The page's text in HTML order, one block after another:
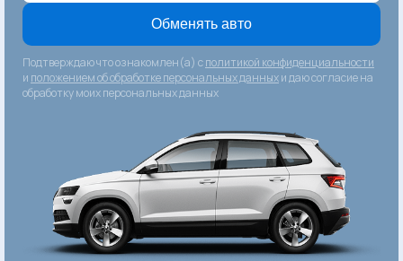
Обменять авто
Подтверждаю что ознакомлен(а) сполитикой конфиденциальности
и положением об обработке персональных данныхи даю согласие на
обработку моих персональных данных